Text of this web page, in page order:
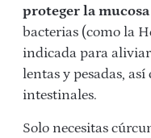
proteger la
bacterias (como la
indicada para
lentas y pesadas, así
intestinales.
Solo necesitas